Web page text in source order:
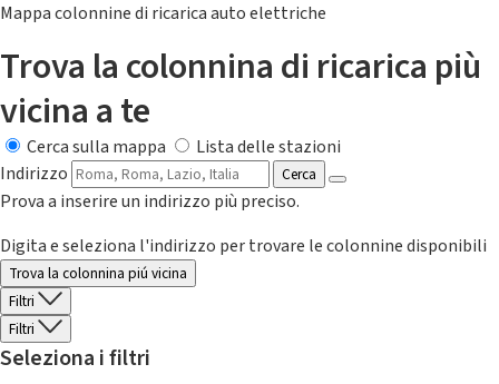
Mappa colonnine di ricarica auto elettriche
Trova la colonnina di ricarica più
vicina a te
Cerca sulla mappa
Lista delle stazioni
Indirizzo
Cerca
Prova a inserire un indirizzo più preciso.
Digita e seleziona l'indirizzo per trovare le colonnine disponibili
Trova la colonnina piú vicina
Filtri
Filtri
Seleziona i filtri